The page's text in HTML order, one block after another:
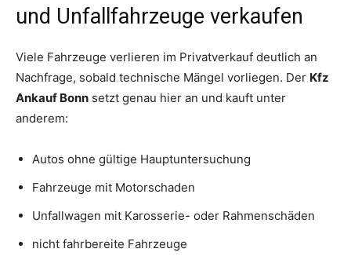
und Unfallfahrzeuge verkaufen
Viele Fahrzeuge verlieren im Privatverkauf deutlich an
Nachfrage, sobald technische Mängel vorliegen. Der Kfz
Ankauf Bonn setzt genau hier an und kauft unter
anderem:
Autos ohne gültige Hauptuntersuchung
Fahrzeuge mit Motorschaden
Unfallwagen mit Karosserie- oder Rahmenschäden
nicht fahrbereite Fahrzeuge